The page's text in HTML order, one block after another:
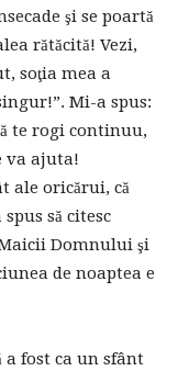
şi se poartă
rătăcită! Vezi,
soţia mea a
Mi-a spus:
te rogi continuu,
va ajuta!
ale oricărui, că
să citesc
Domnului şi
de noaptea e
a fost ca un sfânt